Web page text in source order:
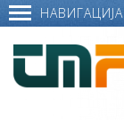
НАВИГАЦИЈА